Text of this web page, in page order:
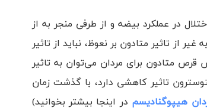
در عملکرد بیضه و از طرفی منجر به از
از تاثیر متادون بر نعوظ، نباید از تاثیر
متادون برای مردان می‌توان به تاثیر
تاثیر کاهشی دارد، با گذشت زمان
هیپوگنادیسم در اینجا بیشتر بخوانید)